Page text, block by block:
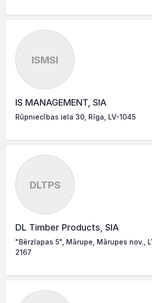
ISMSI
IS MANAGEMENT, SIA
Rūpniecības iela 30, Rīga, LV-1045
DLTPS
DL Timber Products, SIA
"Bērzlapas 5", Mārupe, Mārupes nov.,
2167